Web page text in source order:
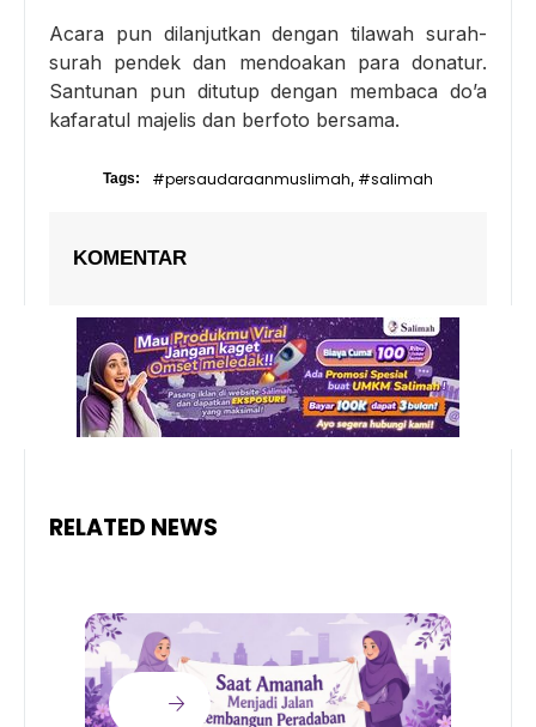
Acara pun dilanjutkan dengan tilawah surah-
surah pendek dan mendoakan para donatur.
Santunan pun ditutup dengan membaca do’a
kafaratul majelis dan berfoto bersama.
Tags: #persaudaraanmuslimah, #salimah
KOMENTAR
RELATED NEWS